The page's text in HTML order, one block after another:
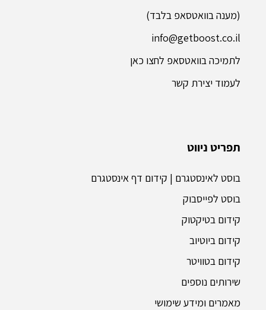
תפריט ניווט
בוסט לאינסטגרם | קידום דף אינסטגרם
בוסט לפייסבוק
קידום בטיקטוק
קידום ביוטיוב
קידום בטוויטר
שירותים נוספים
מאמרים ומידע שימושי
(מענה בוואטסאפ בלבד)
info@getboost.co.il
לתמיכה בוואטסאפ לחצו כאן
לעמוד יצירת קשר